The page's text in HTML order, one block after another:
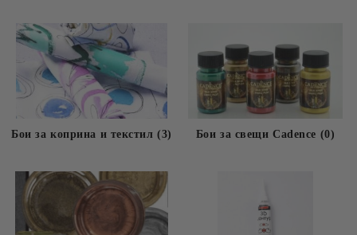
Бои за коприна и текстил (3) Бои за свещи Cadence (0)